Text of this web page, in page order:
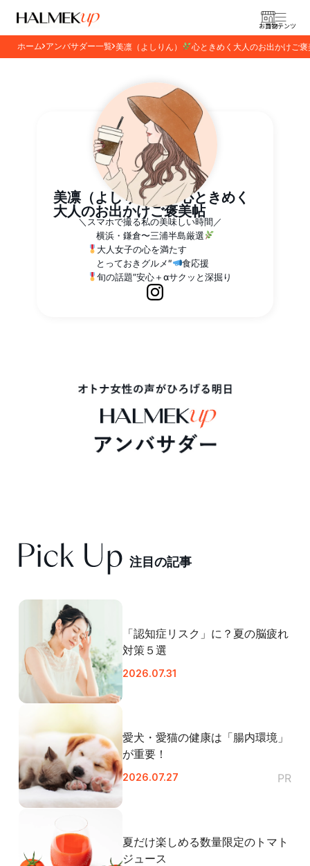
お買物
コンテンツ
ホーム アンバサダー一覧 美凛（よしりん） 心ときめく大人のお出かけご褒
美凛（よしりん）
心ときめく
大人のお出かけご褒美帖
＼スマホで撮る私の美味しい時間／
横浜・鎌倉〜三浦半島厳選
大人女子の心を満たす
とっておきグルメ″
食応援
旬の話題”安心＋αサクッと深掘り
注目の記事
「認知症リスク」に？夏の脳疲れ
対策５選
2026.07.31
愛犬・愛猫の健康は「腸内環境」
が重要！
2026.07.27 PR
夏だけ楽しめる数量限定のトマト
ジュース